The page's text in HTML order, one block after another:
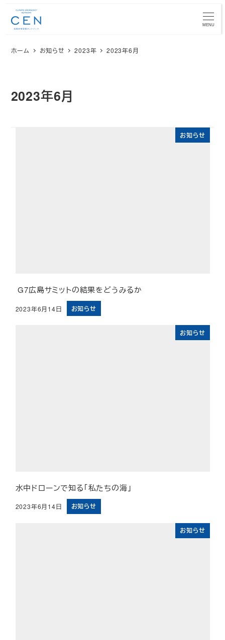
MENU
ホーム お知らせ 2023年 2023年6月
2023年6月
お知らせ
G7広島サミットの結果をどうみるか
投稿日
2023年6月14日 お知らせ
お知らせ
水中ドローンで知る「私たちの海」
投稿日
2023年6月14日 お知らせ
お知らせ